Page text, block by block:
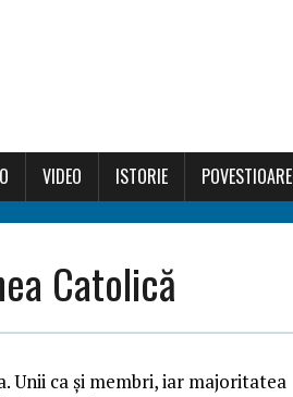
VIDEO ISTORIE POVESTIOARE
Catolică
Unii ca și membri, iar majoritatea